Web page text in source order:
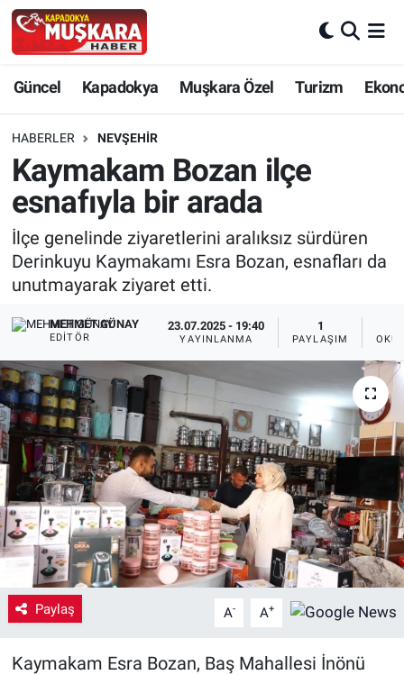
Güncel Kapadokya Muşkara Özel Turizm
HABERLER NEVŞEHIR
Kaymakam Bozan ilçe
esnafıyla bir arada
İlçe genelinde ziyaretlerini aralıksız sürdüren
Derinkuyu Kaymakamı Esra Bozan, esnafları da
unutmayarak ziyaret etti.
MEHMET GÜNAY
EDITÖR
23.07.2025 - 19:40
YAYINLANMA
1
PAYLAŞIM
Paylaş A- A+
Kaymakam Esra Bozan, Baş Mahallesi İnönü
Güncel
SEÇİM
Muşkara Özel
Ekonomi
Kapadokya
Turizm
Kültür - Sanat
Yaşam
VEFATLAR
Nevşehir Hava Durumu
Nevşehir Trafik Yoğunluk Haritası
Süper Lig Puan Durumu ve Fikstür
Tüm Manşetler
Son Dakika Haberleri
Haber Arşivi